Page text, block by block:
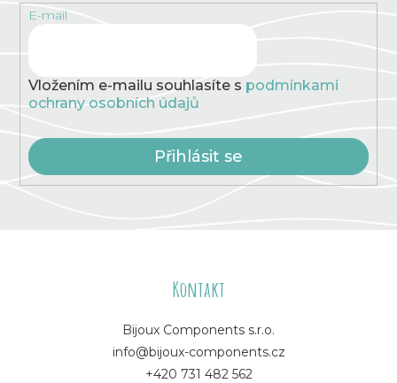
E-mail
Vložením e-mailu souhlasíte s podmínkami
ochrany osobních údajů
Přihlásit se
Kontakt
Bijoux Components s.r.o.
info@bijoux-components.cz
+420 731 482 562